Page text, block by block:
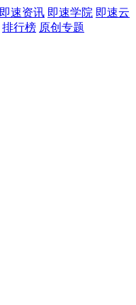
即速资讯 即速学院 即速云
排行榜 原创专题